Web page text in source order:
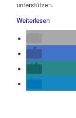
unterstützen.
Weiterlesen